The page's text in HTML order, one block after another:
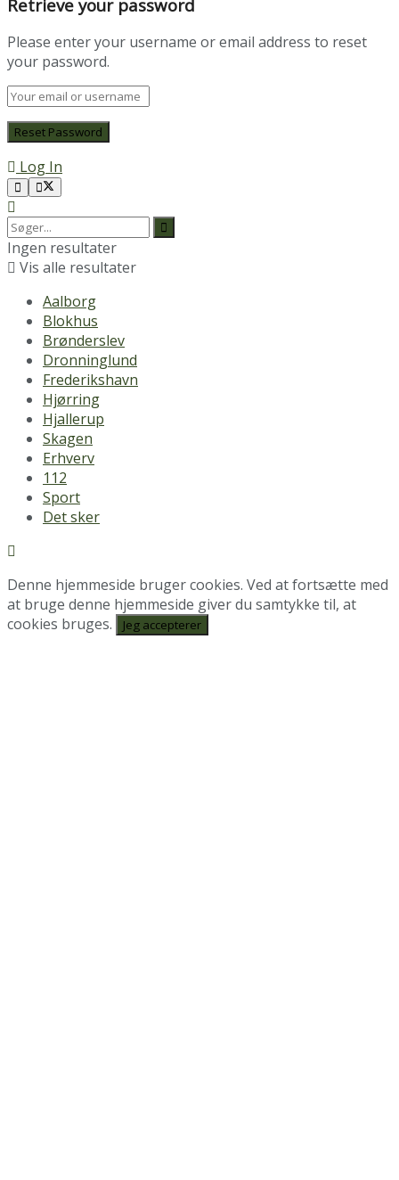
Retrieve your password
Please enter your username or email address to reset
your password.
Log In
Ingen resultater
Vis alle resultater
Aalborg
Blokhus
Brønderslev
Dronninglund
Frederikshavn
Hjørring
Hjallerup
Skagen
Erhverv
112
Sport
Det sker
Denne hjemmeside bruger cookies. Ved at fortsætte med
at bruge denne hjemmeside giver du samtykke til, at
cookies bruges.
Jeg accepterer